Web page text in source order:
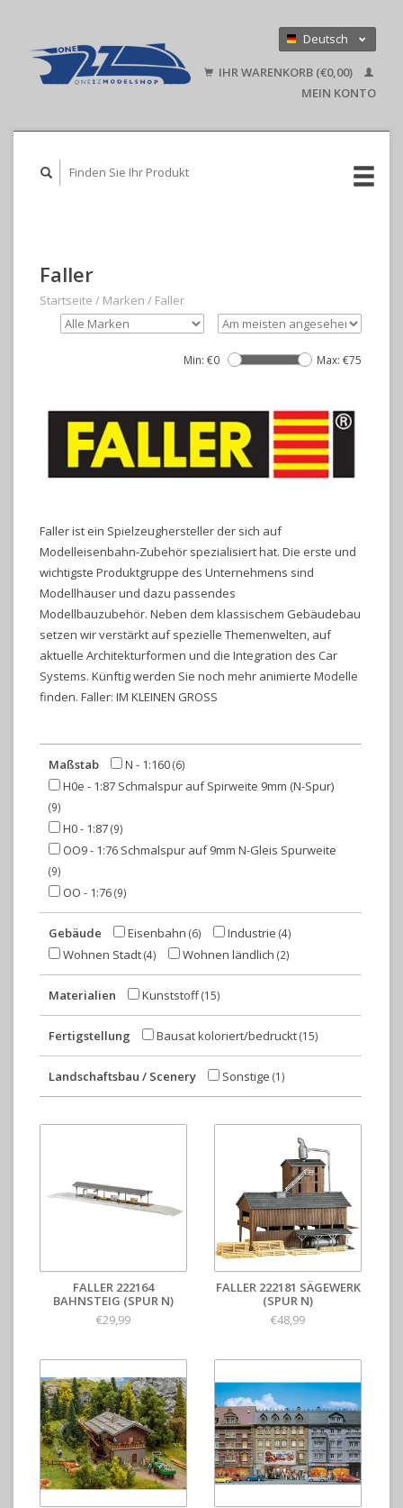
Deutsch
English
IHR WARENKORB (€0,00)
MEIN KONTO
Faller
Startseite / Marken / Faller
Min: €0 Max: €75
Faller ist ein Spielzeughersteller der sich auf
Modelleisenbahn-Zubehör spezialisiert hat. Die erste und
wichtigste Produktgruppe des Unternehmens sind
Modellhäuser und dazu passendes
Modellbauzubehör. Neben dem klassischem Gebäudebau
setzen wir verstärkt auf spezielle Themenwelten, auf
aktuelle Architekturformen und die Integration des Car
Systems. Künftig werden Sie noch mehr animierte Modelle
finden. Faller: IM KLEINEN GROSS
Maßstab N - 1:160(6)
H0e - 1:87 Schmalspur auf Spirweite 9mm (N-Spur)
(9)
H0 - 1:87(9)
OO9 - 1:76 Schmalspur auf 9mm N-Gleis Spurweite
(9)
OO - 1:76(9)
Gebäude Eisenbahn (6) Industrie (4)
Wohnen Stadt(4) Wohnen ländlich (2)
Materialien Kunststoff(15)
Fertigstellung Bausat koloriert/bedruckt(15)
Landschaftsbau / Scenery Sonstige (1)
FALLER 222164
BAHNSTEIG (SPUR N)
€29,99
FALLER 222181 SÄGEWERK
(SPUR N)
€48,99